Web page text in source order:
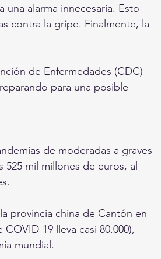
alarma innecesaria. Esto
contra la gripe. Finalmente, la
de Enfermedades (CDC) -
para una posible
de moderadas a graves
mil millones de euros, al
provincia china de Cantón en
19 lleva casi 80.000),
mundial.